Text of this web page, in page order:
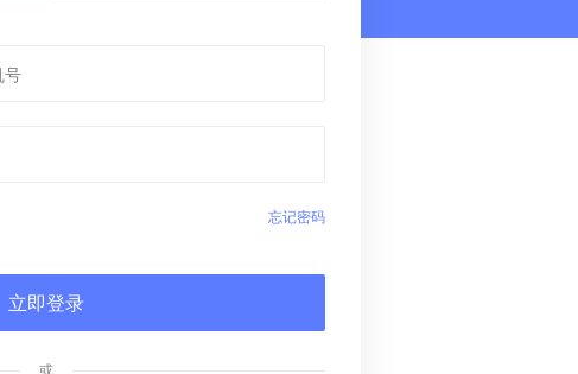
忘记密码
立即登录
或